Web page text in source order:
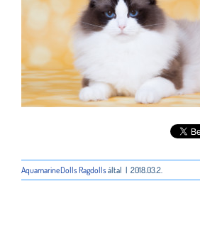
AquamarineDolls Ragdollsáltal | 2018.03.2.